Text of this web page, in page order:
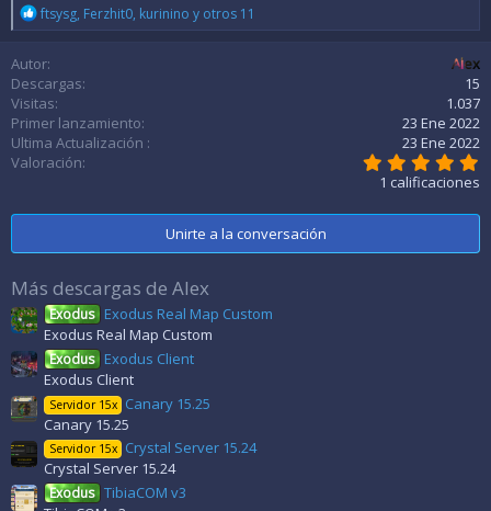
R
e
c
c
i
o
n
e
s
ftsysg, Ferzhit0, kurinino y otros 11
Autor
Alex
Descargas
15
Visitas
1.037
Primer lanzamiento
23 Ene 2022
Ultima Actualización
23 Ene 2022
Valoración
0
t
1 calificaciones
Unirte a la conversación
Más descargas de Alex
Exodus Exodus Real Map Custom
Exodus Real Map Custom
Exodus Exodus Client
Exodus Client
Servidor 15x Canary 15.25
Canary 15.25
Servidor 15x Crystal Server 15.24
Crystal Server 15.24
Exodus TibiaCOM v3